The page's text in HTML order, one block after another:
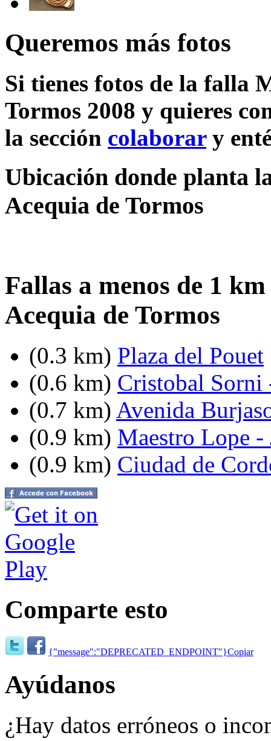
Queremos más fotos
Si tienes fotos de la falla
Tormos 2008 y quieres
la sección colaborary
Ubicación donde planta
Acequia de Tormos
Fallas a menos de 1
Acequia de Tormos
(0.3 km) Plaza del Pouet
(0.6 km) Cristobal
(0.7 km) Avenida
(0.9 km) Maestro Lope -
(0.9 km) Ciudad de
Comparte esto
{"message":"DEPRECATED_ENDPOINT"}Copiar
Ayúdanos
¿Hay datos erróneos o